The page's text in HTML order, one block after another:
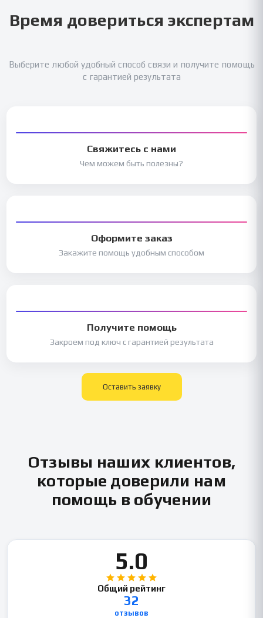
Время довериться экспертам
Выберите любой удобный способ связи и получите помощь
с гарантией результата
Свяжитесь с нами
Чем можем быть полезны?
Оформите заказ
Закажите помощь удобным способом
Получите помощь
Закроем под ключ с гарантией результата
Оставить заявку
Отзывы наших клиентов,
которые доверили нам
помощь в обучении
5.0
Общий рейтинг
32
отзывов